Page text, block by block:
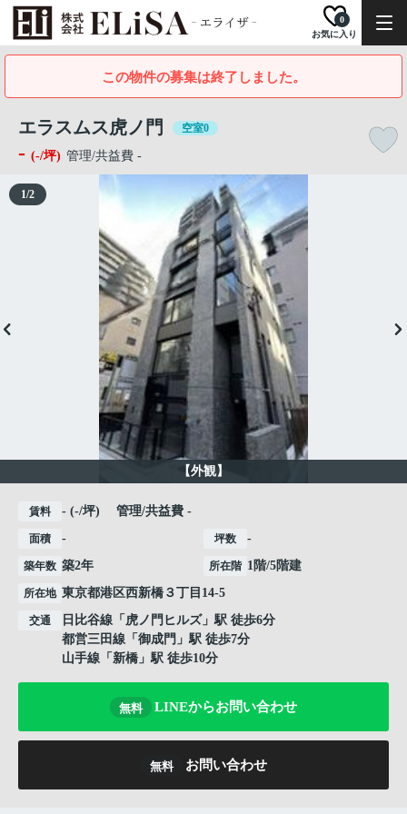
お気に入り
0
この物件の募集は終了しました。
エラスムス虎ノ門 空室0
- (-/坪) 管理/共益費 -
【外観】
1/2
賃料 - (-/坪) 管理/共益費 -
面積 - 坪数 -
築年数 築2年 所在階 1階/5階建
所在地 東京都港区西新橋 ３丁目14-5
交通 日比谷線 「 虎ノ門ヒルズ」駅 徒歩6分
都営三田線 「 御成門 」駅 徒歩7分
山手線 「 新橋 」駅 徒歩10分
無料 LINEからお問い合わせ
無料 お問い合わせ